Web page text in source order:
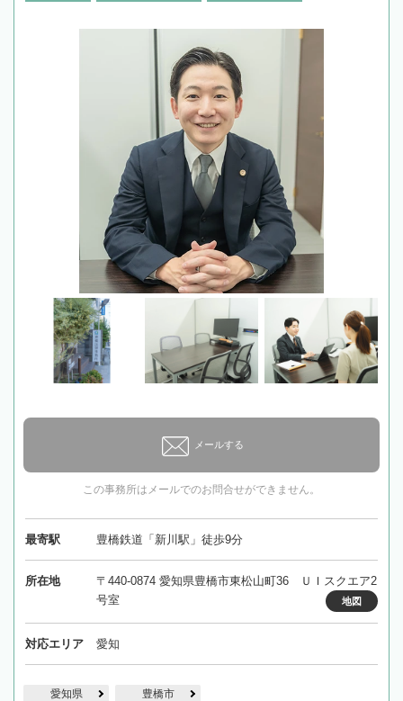
メールする
この事務所はメールでのお問合せができません。
最寄駅 豊橋鉄道「新川駅」徒歩9分
所在地
〒440-0874 愛知県豊橋市東松山町36 ＵＩスクエア2
号室
地図
対応エリア 愛知
愛知県 豊橋市